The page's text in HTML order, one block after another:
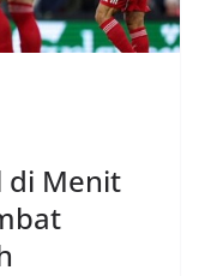
di Menit